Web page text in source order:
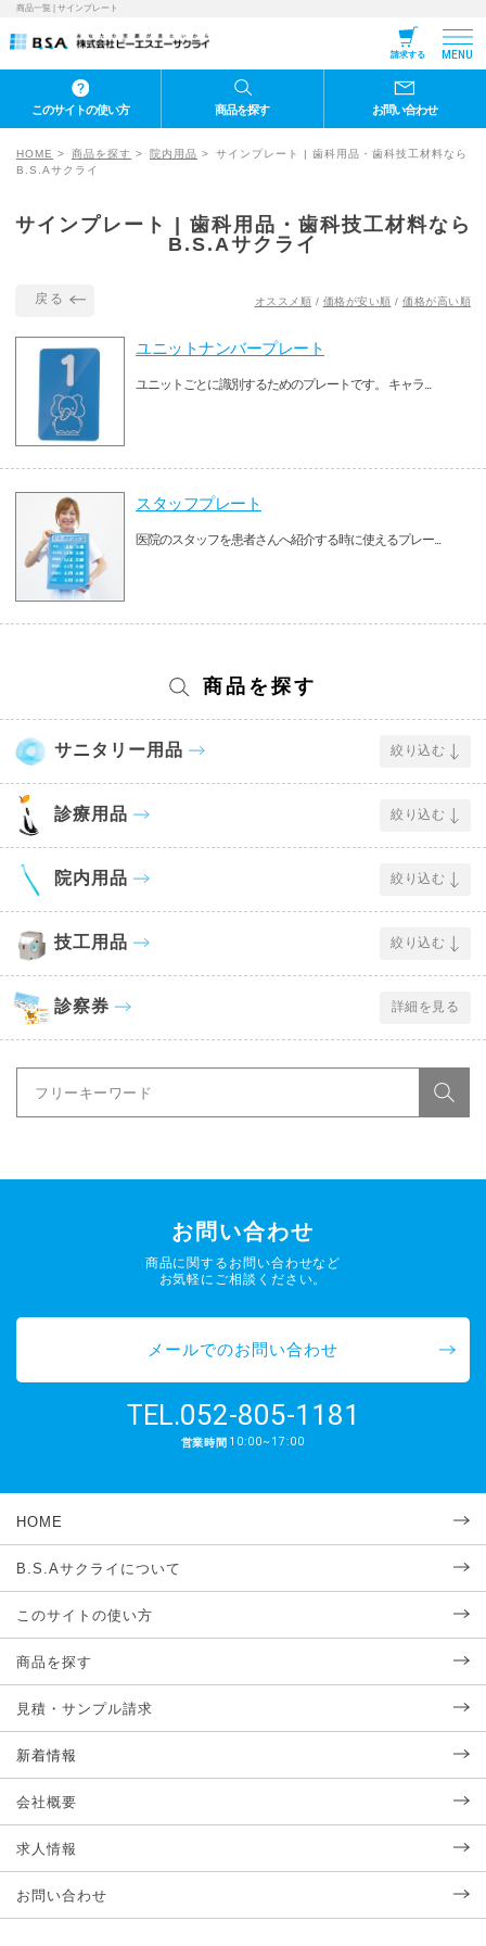
商品一覧 | サインプレート
請求する MENU
このサイトの使い方 商品を探す お問い合わせ
HOME 商品を探す 院内用品
サインプレート | 歯科用品・歯科技工材料なら
B.S.Aサクライ
サインプレート | 歯科用品・歯科技工材料なら
B.S.Aサクライ
戻る オススメ順 / 価格が安い順 / 価格が高い順
ユニットナンバープレート
ユニットごとに識別するためのプレートです。 キャラ...
スタッフプレート
医院のスタッフを患者さんへ紹介する時に使えるプレー...
商品を探す
サニタリー用品 絞り込む
診療用品 絞り込む
院内用品 絞り込む
技工用品 絞り込む
診察券 詳細を見る
お問い合わせ
商品に関するお問い合わせなど
お気軽にご相談ください。
メールでのお問い合わせ
TEL.052-805-1181
営業時間 10:00~17:00
HOME
B.S.Aサクライについて
このサイトの使い方
商品を探す
見積・サンプル請求
新着情報
会社概要
求人情報
お問い合わせ